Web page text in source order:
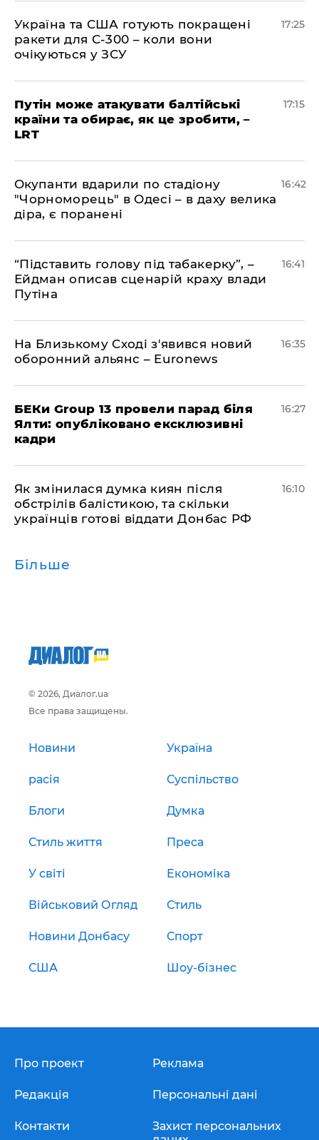
​Україна та США готують покращені
ракети для С-300 – коли вони
очікуються у ЗСУ
17:25
​Путін може атакувати балтійські
країни та обирає, як це зробити, –
LRT
17:15
​Окупанти вдарили по стадіону
"Чорноморець" в Одесі – в даху велика
діра, є поранені
16:42
​“Підставить голову під табакерку”, –
Ейдман описав сценарій краху влади
Путіна
16:41
На Близькому Сході з'явився новий
оборонний альянс – Euronews
16:35
БЕКи Group 13 провели парад біля
Ялти: опубліковано ексклюзивні
кадри
16:27
Як змінилася думка киян після
обстрілів балістикою, та скільки
українців готові віддати Донбас РФ
16:10
Більше
© 2026, Диалог.ua
Все права защищены.
Новини Україна
расія Суспільство
Блоги Думка
Стиль життя Преса
У світі Економіка
Військовий Огляд Стиль
Новини Донбасу Спорт
США Шоу-бізнес
Про проект
Редакція
Контакти
Реклама
Персональні дані
Захист персональних